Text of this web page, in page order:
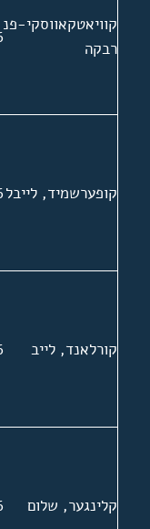
קוויאטקאווסקי-
רבקה
קופערשמיד, לייבל
קורלאנד, לייב
קלינגער, שלום